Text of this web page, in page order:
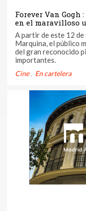
Forever Van Gogh
en el maravilloso
A partir de este 12
Marquina, el público
del gran reconocido
importantes.
Cine En cartelera